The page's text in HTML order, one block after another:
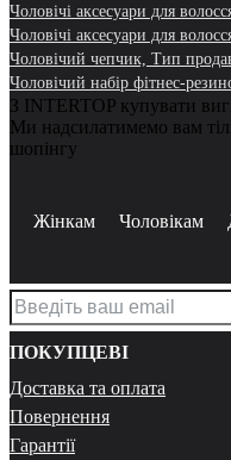
Чоловічі аксесуари для
Чоловічі аксесуари для
Чоловічий чепчик, Тип
Чоловічий набір фітнес-
З INTERTOP купувати
Ми надсилатимемо вам
шопінгу
Жінкам Чоловікам
ПОКУПЦЕВІ
Доставка та оплата
Повернення
Гарантії